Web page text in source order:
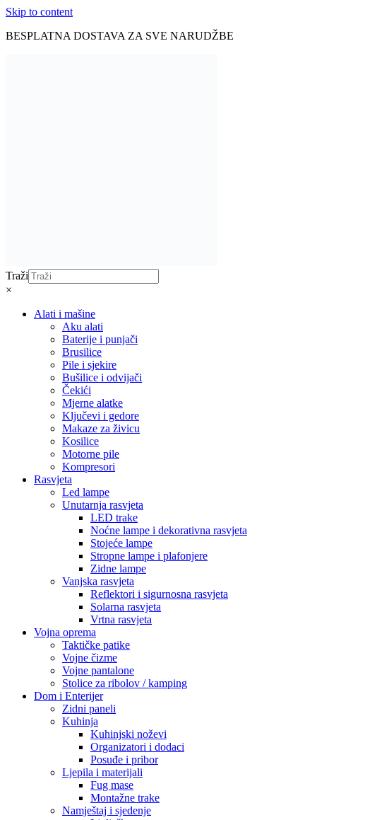
Skip to content
BESPLATNA DOSTAVA ZA SVE NARUDŽBE
Traži
×
Alati i mašine
Aku alati
Baterije i punjači
Brusilice
Pile i sjekire
Bušilice i odvijači
Čekići
Mjerne alatke
Ključevi i gedore
Makaze za živicu
Kosilice
Motorne pile
Kompresori
Rasvjeta
Led lampe
Unutarnja rasvjeta
LED trake
Noćne lampe i dekorativna rasvjeta
Stojeće lampe
Stropne lampe i plafonjere
Zidne lampe
Vanjska rasvjeta
Reflektori i sigurnosna rasvjeta
Solarna rasvjeta
Vrtna rasvjeta
Vojna oprema
Taktičke patike
Vojne čizme
Vojne pantalone
Stolice za ribolov / kamping
Dom i Enterijer
Zidni paneli
Kuhinja
Kuhinjski noževi
Organizatori i dodaci
Posuđe i pribor
Ljepila i materijali
Fug mase
Montažne trake
Namještaj i sjedenje